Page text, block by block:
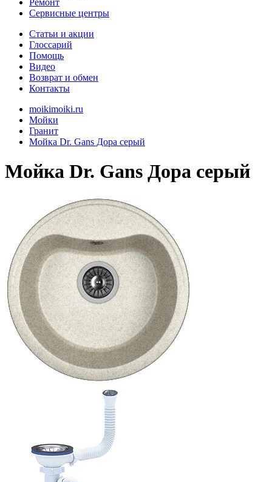
Ремонт
Сервисные центры
Статьи и акции
Глоссарий
Помощь
Видео
Возврат и обмен
Контакты
moikimoiki.ru
Мойки
Гранит
Мойка Dr. Gans Дора серый
Мойка Dr. Gans Дора серый